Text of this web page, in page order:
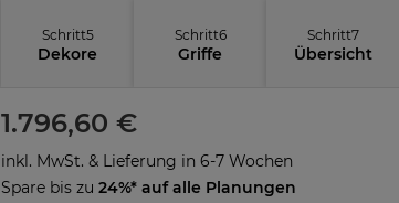
Schritt5
Dekore
Schritt6
Griffe
Schritt7
Übersicht
1.796,60 €
inkl. MwSt. & Lieferung in 6-7 Wochen
Spare bis zu 24%* auf alle Planungen